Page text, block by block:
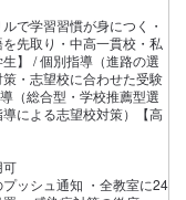
で学習習慣が身につく・
先取り・中高一貫校・私
】 / 個別指導（進路の選
・志望校に合わせた受験
（総合型・学校推薦型選
による志望校対策）【高
可
ッシュ通知 ・全教室に24